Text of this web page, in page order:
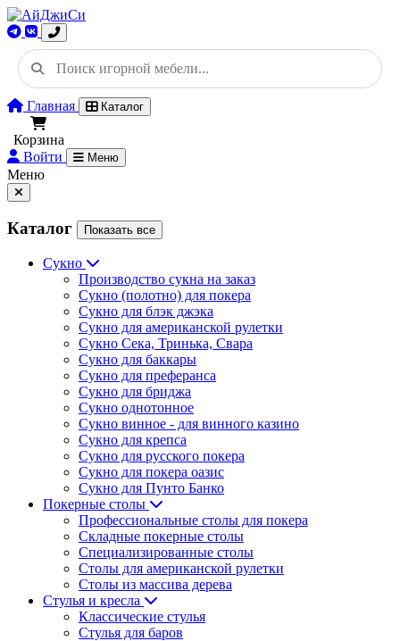
Главная Каталог
Корзина
Войти
Меню
Меню
Каталог Показать все
Сукно
Производство сукна на заказ
Сукно (полотно) для покера
Сукно для блэк джэка
Сукно для американской рулетки
Сукно Сека, Тринька, Свара
Сукно для баккары
Сукно для преферанса
Сукно для бриджа
Сукно однотонное
Сукно винное - для винного казино
Сукно для крепса
Сукно для русского покера
Сукно для покера оазис
Сукно для Пунто Банко
Покерные столы
Профессиональные столы для покера
Складные покерные столы
Специализированные столы
Столы для американской рулетки
Столы из массива дерева
Стулья и кресла
Классические стулья
Стулья для баров